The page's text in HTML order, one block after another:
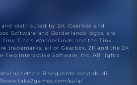
distributed by 2K. Gearbox and
Software and Borderlands logos, are
Tina's Wonderlands and the Tiny
trademarks, all of Gearbox. 2K and the 2K
Two Interactive Software, Inc. All rights
accettare il seguente accordo di
eula/